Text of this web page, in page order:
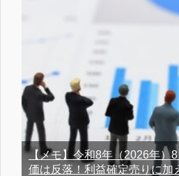
【メモ】令和8年（2026年）
価は反落！利益確定売りに加